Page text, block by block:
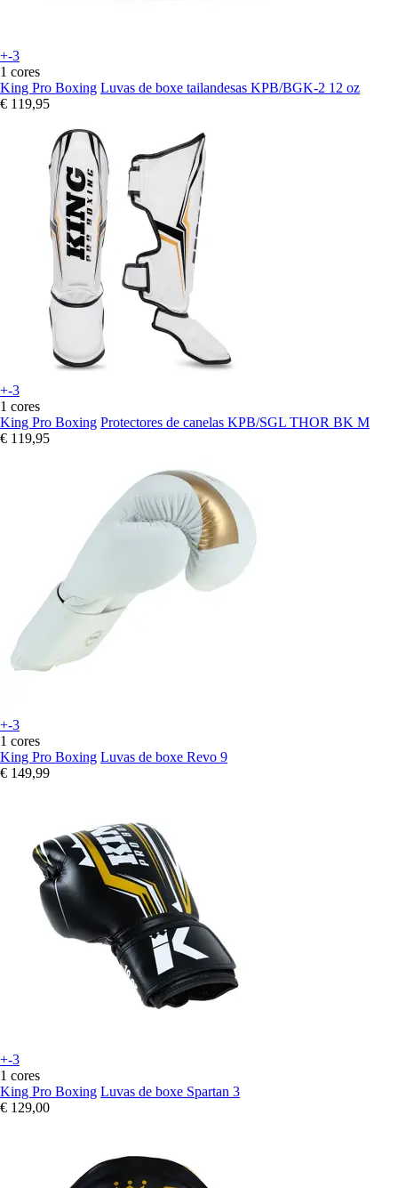
+-3
1 cores
King Pro Boxing Luvas de boxe tailandesas KPB/BGK-2 12 oz
€ 119,95
+-3
1 cores
King Pro Boxing Protectores de canelas KPB/SGL THOR BK M
€ 119,95
+-3
1 cores
King Pro Boxing Luvas de boxe Revo 9
€ 149,99
+-3
1 cores
King Pro Boxing Luvas de boxe Spartan 3
€ 129,00